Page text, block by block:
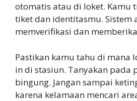
otomatis atau di loket. Kamu
tiket dan identitasmu. Sistem
memverifikasi dan
Pastikan kamu tahu di mana
in di stasiun. Tanyakan pada
bingung. Jangan sampai
karena kelamaan mencari